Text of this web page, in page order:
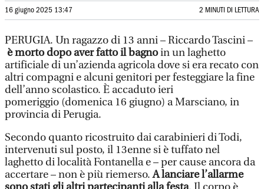
16 giugno 2025 13:47 2 MINUTI DI LETTURA
PERUGIA. Unragazzo di 13 anni – Riccardo Tascini –
è morto dopo aver fatto il bagnoin un laghetto
artificiale di un’azienda agricola dove si era recato con
altri compagni e alcuni genitori per festeggiare la fine
dell’anno scolastico. È accaduto ieri
pomeriggio (domenica 16 giugno) a Marsciano, in
provincia di Perugia.
Secondo quanto ricostruito dai carabinieri di Todi,
intervenuti sul posto, il 13enne si è tuffato nel
laghetto di località Fontanella e – per cause ancora da
accertare – non è più riemerso.A lanciare l’allarme